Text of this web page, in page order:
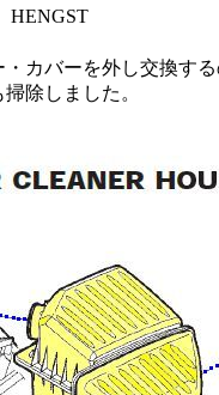
カバーを外し交換す
除しました。